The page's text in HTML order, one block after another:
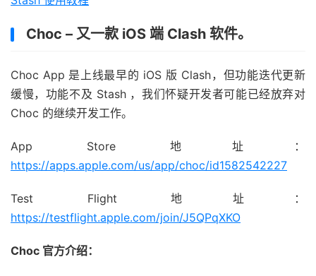
Choc – 又一款 iOS 端 Clash 软件。
Choc App 是上线最早的 iOS 版 Clash，但功能迭代更新
缓慢，功能不及 Stash ，我们怀疑开发者可能已经放弃对
Choc 的继续开发工作。
App Store 地址：
https://apps.apple.com/us/app/choc/id1582542227
Test Flight 地址：
https://testflight.apple.com/join/J5QPqXKO
Choc 官方介绍：